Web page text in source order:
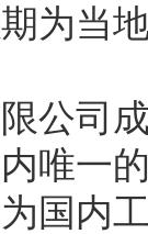
为当
司成
唯一
国内